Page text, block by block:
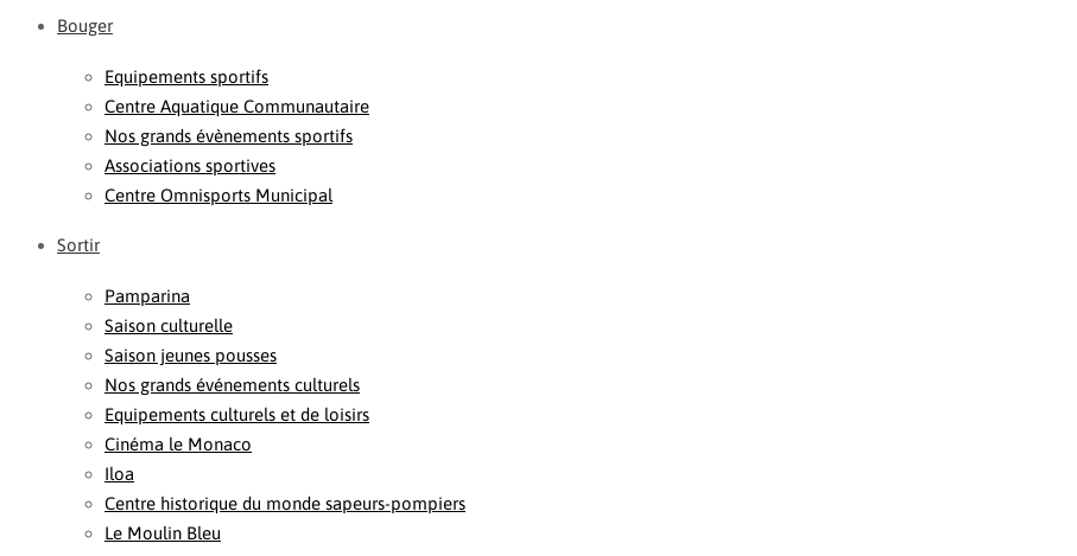
Bouger
Equipements sportifs
Centre Aquatique Communautaire
Nos grands évènements sportifs
Associations sportives
Centre Omnisports Municipal
Sortir
Pamparina
Saison culturelle
Saison jeunes pousses
Nos grands événements culturels
Equipements culturels et de loisirs
Cinéma le Monaco
Iloa
Centre historique du monde sapeurs-pompiers
Le Moulin Bleu